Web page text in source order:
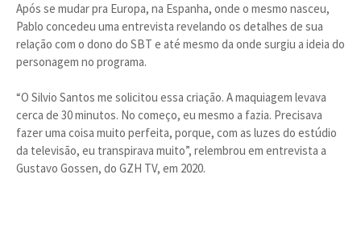
Após se mudar pra Europa, na Espanha, onde o mesmo nasceu,
Pablo concedeu uma entrevista revelando os detalhes de sua
relação com o dono do SBT e até mesmo da onde surgiu a ideia do
personagem no programa.
“O Silvio Santos me solicitou essa criação. A maquiagem levava
cerca de 30 minutos. No começo, eu mesmo a fazia. Precisava
fazer uma coisa muito perfeita, porque, com as luzes do estúdio
da televisão, eu transpirava muito”, relembrou em entrevista a
Gustavo Gossen, do GZH TV, em 2020.